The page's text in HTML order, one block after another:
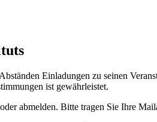
Einladungen zu seinen
ist gewährleistet.
abmelden. Bitte tragen Sie Ihre